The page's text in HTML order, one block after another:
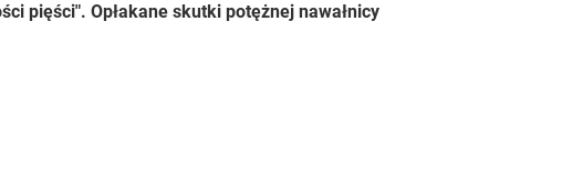
pięści". Opłakane skutki potężnej nawałnicy